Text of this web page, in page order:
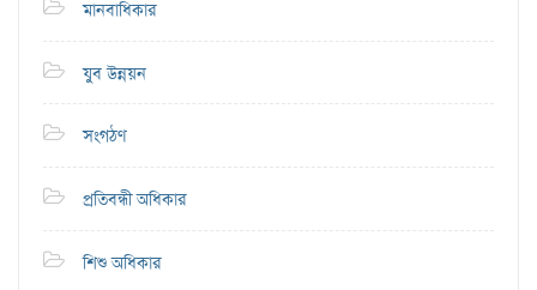
মানবাধিকার
যুব উন্নয়ন
সংগঠণ
প্রতিবন্ধী অধিকার
শিশু অধিকার